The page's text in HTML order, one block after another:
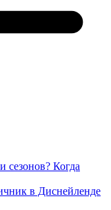
сезонов? Когда
в Диснейленде